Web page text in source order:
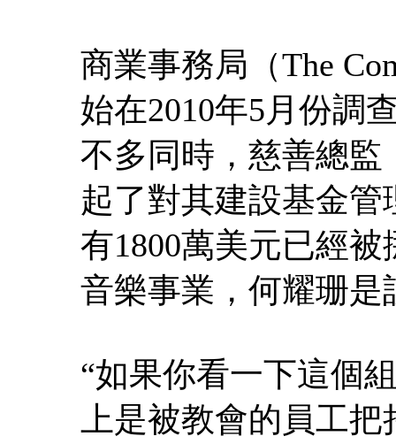
商業事務局（The
始在2010年5月份調
不多同時，慈善總監
起了對其建設基金
有1800萬美元已經
音樂事業，何耀珊
“如果你看一下這個
上是被教會的員工